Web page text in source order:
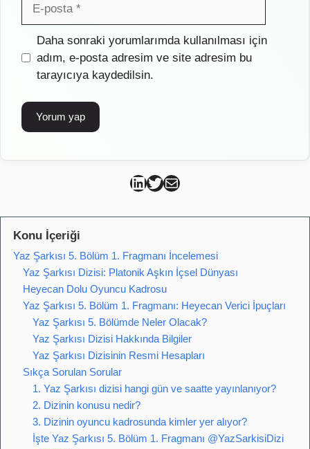
posta
İnternet
sitesi
Daha sonraki yorumlarımda kullanılması için
adım, e-posta adresim ve site adresim bu
tarayıcıya kaydedilsin.
Can Kütahya Linkedin
Can Kütahya Twitter
Can Kütahya Mail
Konu İçeriği
Yaz Şarkısı 5. Bölüm 1. Fragmanı İncelemesi
Yaz Şarkısı Dizisi: Platonik Aşkın İçsel Dünyası
Heyecan Dolu Oyuncu Kadrosu
Yaz Şarkısı 5. Bölüm 1. Fragmanı: Heyecan Verici İpuçları
Yaz Şarkısı 5. Bölümde Neler Olacak?
Yaz Şarkısı Dizisi Hakkında Bilgiler
Yaz Şarkısı Dizisinin Resmi Hesapları
Sıkça Sorulan Sorular
1. Yaz Şarkısı dizisi hangi gün ve saatte yayınlanıyor?
2. Dizinin konusu nedir?
3. Dizinin oyuncu kadrosunda kimler yer alıyor?
İşte Yaz Şarkısı 5. Bölüm 1. Fragmanı @YazSarkisiDizi